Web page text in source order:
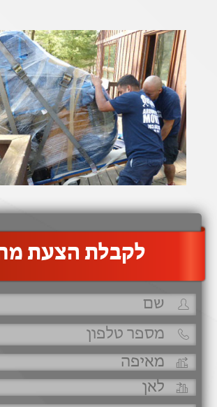
‫לקבלת הצעת